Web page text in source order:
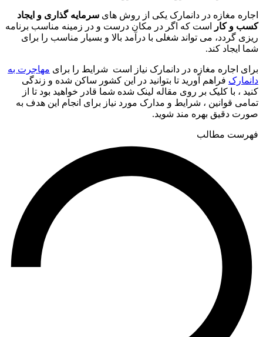
اجاره مغازه در دانمارک یکی از روش های سرمایه گذاری و ایجاد
کسب و کار
است که اگر در مکان درست و در زمینه مناسب برنامه
ریزی گردد، می تواند شغلی با درآمد بالا و بسیار مناسب را برای
شما ایجاد کند.
برای اجاره مغازه در دانمارک نیاز است شرایط را برای مهاجرت به
دانمارک فراهم آورید تا بتوانید در این کشور ساکن شده و زندگی
کنید ، با کلیک بر روی مقاله لینک شده شما قادر خواهید بود تا از
تمامی قوانین ، شرایط و مدارک مورد نیاز برای انجام این هدف به
صورت دقیق بهره مند شوید.
فهرست مطالب